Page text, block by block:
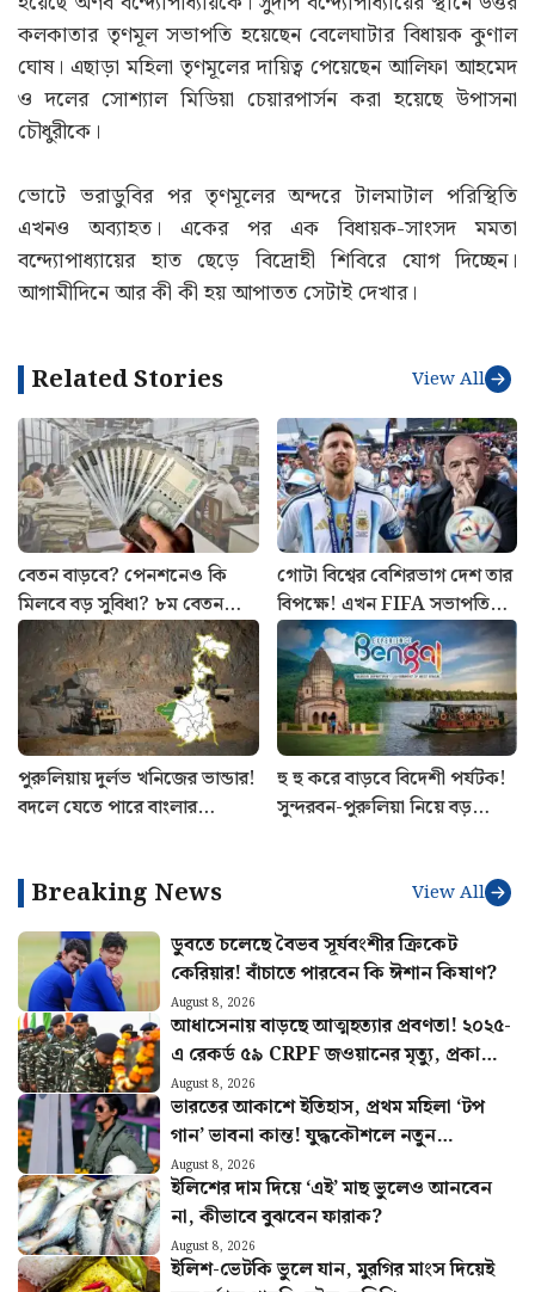
সায়নী ঘোষকে সরিয়ে যুব তৃণমূলের সভাপতির দায়িত্ব দেওয়া
হয়েছে অর্ণব বন্দ্যোপাধ্যায়কে। সুদীপ বন্দ্যোপাধ্যায়ের স্থানে উত্তর
কলকাতার তৃণমূল সভাপতি হয়েছেন বেলেঘাটার বিধায়ক কুণাল
ঘোষ। এছাড়া মহিলা তৃণমূলের দায়িত্ব পেয়েছেন আলিফা আহমেদ
ভোটে ভরাডুবির পর তৃণমূলের অন্দরে টালমাটাল পরিস্থিতি
এখনও অব্যাহত। একের পর এক বিধায়ক-সাংসদ মমতা
বন্দ্যোপাধ্যায়ের হাত ছেড়ে বিদ্রোহী শিবিরে যোগ দিচ্ছেন।
আগামীদিনে আর কী কী হয় আপাতত সেটাই দেখার।
Related Stories View All
বেতন বাড়বে? পেনশনেও কি
মিলবে বড় সুবিধা? ৮ম বেতন
আশা
গোটা বিশ্বের বেশিরভাগ দেশ তার
বিপক্ষে! এখন FIFA সভাপতি
পুরুলিয়ায় দুর্লভ খনিজের ভান্ডার!
বদলে যেতে পারে বাংলার
অর্থনীতি, মিলবে প্রচুর কর্মসংস্থান
সুন্দরবন-পুরুলিয়া নিয়ে বড়
পরিকল্পনা রাজ্য সরকারের
Breaking News View All
ডুবতে চলেছে বৈভব সূর্যবংশীর ক্রিকেট
কেরিয়ার! বাঁচাতে পারবেন কি ঈশান কিষাণ?
August 8, 2026
আধাসেনায় বাড়ছে আত্মহত্যার প্রবণতা! ২০২৫-
এ রেকর্ড ৫৯ CRPF জওয়ানের মৃত্যু, প্রকাশ্যে